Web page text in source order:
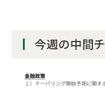
今週の中間